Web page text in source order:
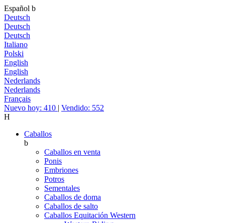
Español b
Deutsch
Deutsch
Deutsch
Italiano
Polski
English
English
Nederlands
Nederlands
Français
Nuevo hoy: 410 | Vendido: 552
H
Caballos
b
Caballos en venta
Ponis
Embriones
Potros
Sementales
Caballos de doma
Caballos de salto
Caballos Equitación Western